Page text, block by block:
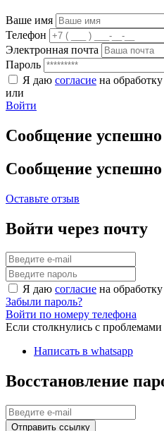
Ваше имя
Телефон
Электронная почта
Пароль
Я даю согласие на
или
Войти
Сообщение успешно
Сообщение успешно
Оставьте отзыв
Войти через почту
Я даю согласие на
Забыли пароль?
Войти по номеру телефона
Если столкнулись с
Написать в whatsapp
Восстановление
Отправить ссылку